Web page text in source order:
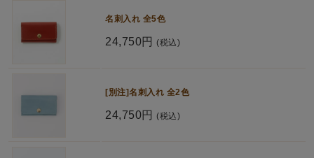
名刺入れ 全5色
24,750円 (税込)
[別注]名刺入れ 全2色
24,750円 (税込)